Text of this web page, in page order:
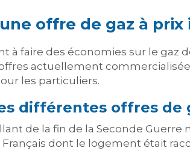
offre de gaz à prix
à faire des économies sur le gaz
actuellement
les particuliers.
différentes offres de
de la fin de la Seconde
Français dont le logement était